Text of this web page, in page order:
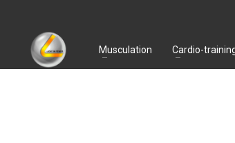
Musculation Cardio-